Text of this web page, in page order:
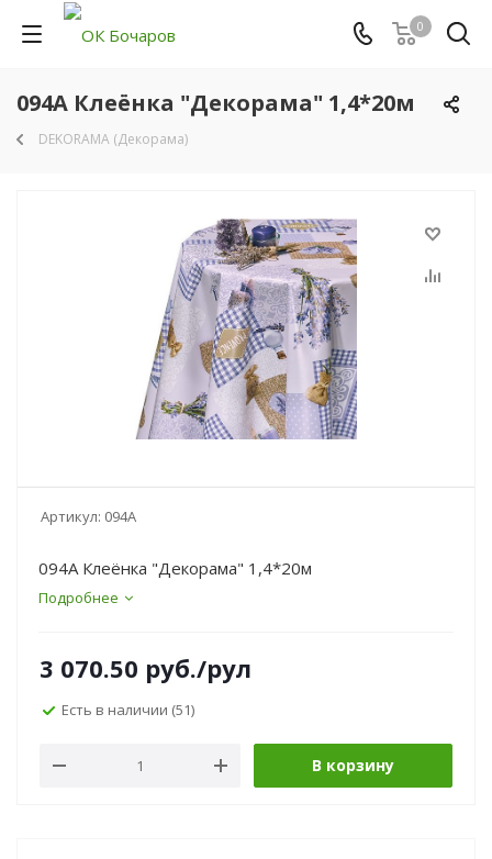
0
094A Клеёнка "Декорама" 1,4*20м
DEKORAMA (Декорама)
Артикул: 094A
094A Клеёнка "Декорама" 1,4*20м
Подробнее
3 070.50 руб./рул
Есть в наличии (51)
В корзину